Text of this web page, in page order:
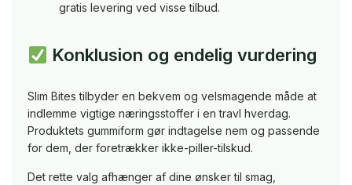
gratis levering ved visse tilbud.
Konklusion og endelig vurdering
Slim Bites tilbyder en bekvem og velsmagende måde at
indlemme vigtige næringsstoffer i en travl hverdag.
Produktets gummiform gør indtagelse nem og passende
for dem, der foretrækker ikke-piller-tilskud.
Det rette valg afhænger af dine ønsker til smag,